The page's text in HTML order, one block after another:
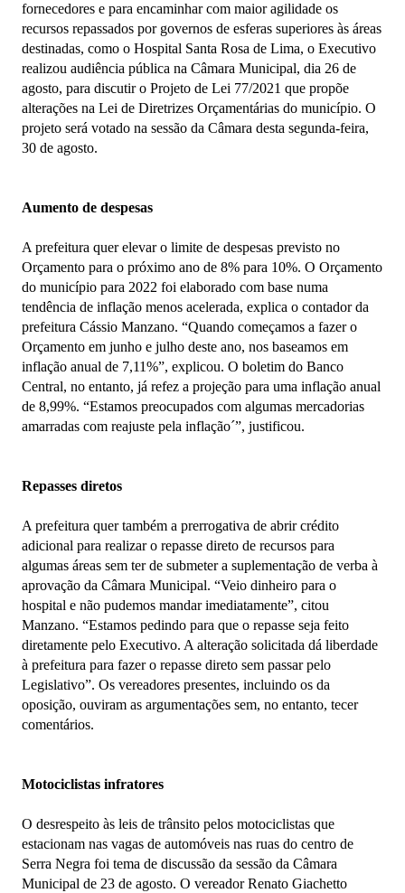
fornecedores e para encaminhar com maior agilidade os
recursos repassados por governos de esferas superiores às áreas
destinadas, como o Hospital Santa Rosa de Lima, o Executivo
realizou audiência pública na Câmara Municipal, dia 26 de
agosto, para discutir o Projeto de Lei 77/2021 que propõe
alterações na Lei de Diretrizes Orçamentárias do município. O
projeto será votado na sessão da Câmara desta segunda-feira,
30 de agosto.
Aumento de despesas
A prefeitura quer elevar o limite de despesas previsto no
Orçamento para o próximo ano de 8% para 10%. O Orçamento
do município para 2022 foi elaborado com base numa
tendência de inflação menos acelerada, explica o contador da
prefeitura Cássio Manzano. “Quando começamos a fazer o
Orçamento em junho e julho deste ano, nos baseamos em
inflação anual de 7,11%”, explicou. O boletim do Banco
Central, no entanto, já refez a projeção para uma inflação anual
de 8,99%. “Estamos preocupados com algumas mercadorias
amarradas com reajuste pela inflação´”, justificou.
Repasses diretos
A prefeitura quer também a prerrogativa de abrir crédito
adicional para realizar o repasse direto de recursos para
algumas áreas sem ter de submeter a suplementação de verba à
aprovação da Câmara Municipal. “Veio dinheiro para o
hospital e não pudemos mandar imediatamente”, citou
Manzano. “Estamos pedindo para que o repasse seja feito
diretamente pelo Executivo. A alteração solicitada dá liberdade
à prefeitura para fazer o repasse direto sem passar pelo
Legislativo”. Os vereadores presentes, incluindo os da
oposição, ouviram as argumentações sem, no entanto, tecer
comentários.
Motociclistas infratores
O desrespeito às leis de trânsito pelos motociclistas que
estacionam nas vagas de automóveis nas ruas do centro de
Serra Negra foi tema de discussão da sessão da Câmara
Municipal de 23 de agosto. O vereador Renato Giachetto